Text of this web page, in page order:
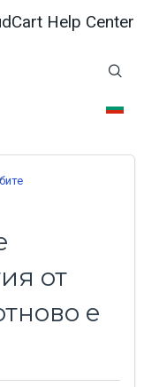
Help Center
от
е